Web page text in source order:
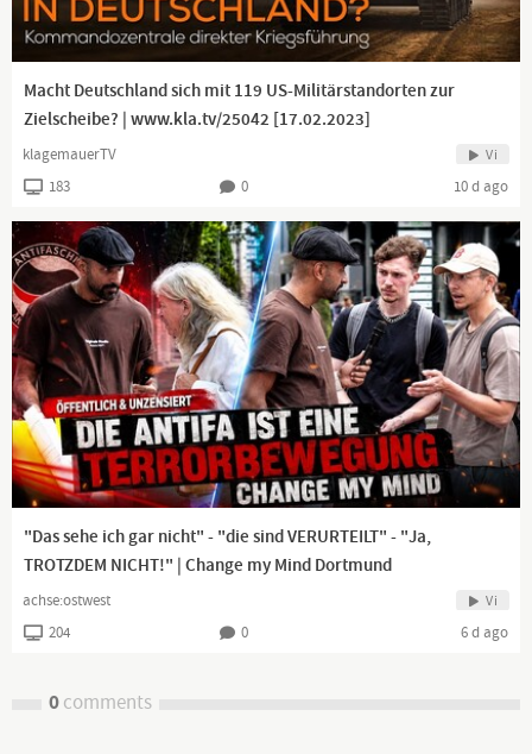
Macht Deutschland sich mit 119 US-Militärstandorten zur
Zielscheibe? | www.kla.tv/25042 [17.02.2023]
klagemauerTV Vi
183 0 10 d ago
"Das sehe ich gar nicht" - "die sind VERURTEILT" - "Ja,
TROTZDEM NICHT!" | Change my Mind Dortmund
achse:ostwest Vi
204 0 6 d ago
0comments